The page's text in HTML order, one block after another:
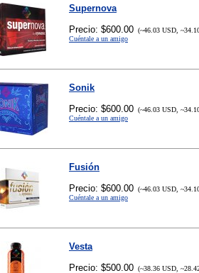
Supernova
Precio: $600.00 (~46.03 USD,
Cuéntale a un amigo
Sonik
Precio: $600.00 (~46.03 USD,
Cuéntale a un amigo
Fusión
Precio: $600.00 (~46.03 USD,
Cuéntale a un amigo
Vesta
Precio: $500.00 (~38.36 USD,